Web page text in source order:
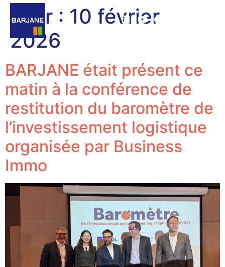
Jour : 10 février
2026
BARJANE était présent ce
matin à la conférence de
restitution du baromètre de
l’investissement logistique
organisée par Business
Immo